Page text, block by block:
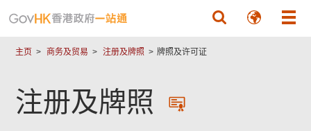
主页 商务及贸易 注册及牌照 牌照及许可证
注册及牌照